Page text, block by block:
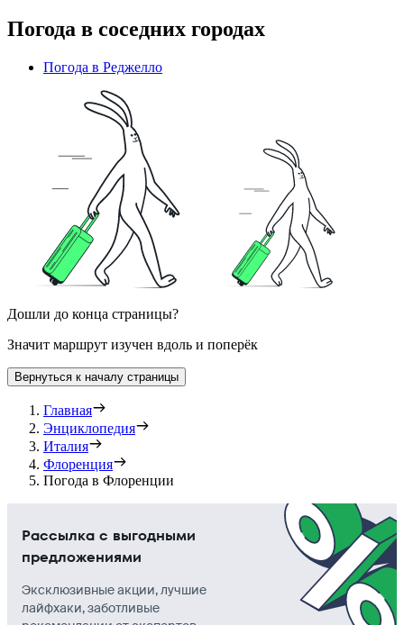
Погода в соседних городах
Погода в Реджелло
Дошли до конца страницы?
Значит маршрут изучен вдоль и поперёк
Вернуться к началу страницы
Главная
Энциклопедия
Италия
Флоренция
Погода в Флоренции
Рассылка с выгодными
предложениями
Эксклюзивные акции, лучшие
лайфхаки, заботливые